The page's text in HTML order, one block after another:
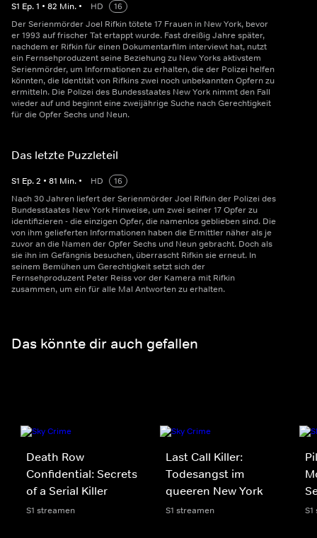
S1 Ep.1 • 82 Min. • HD
16
Der Serienmörder Joel Rifkin tötete 17 Frauen in New York, bevor
er 1993 auf frischer Tat ertappt wurde. Fast dreißig Jahre später,
nachdem er Rifkin für einen Dokumentarfilm interviewt hat, nutzt
ein Fernsehproduzent seine Beziehung zu New Yorks aktivstem
Serienmörder, um Informationen zu erhalten, die der Polizei helfen
könnten, die Identität von Rifkins zwei noch unbekannten Opfern zu
ermitteln. Die Polizei des Bundesstaates New York nimmt den Fall
wieder auf und beginnt eine zweijährige Suche nach Gerechtigkeit
für die Opfer Sechs und Neun.
Das letzte Puzzleteil
S1 Ep.2 • 81 Min. • HD
16
Nach 30 Jahren liefert der Serienmörder Joel Rifkin der Polizei des
Bundesstaates New York Hinweise, um zwei seiner 17 Opfer zu
identifizieren - die einzigen Opfer, die namenlos geblieben sind. Die
von ihm gelieferten Informationen haben die Ermittler näher als je
zuvor an die Namen der Opfer Sechs und Neun gebracht. Doch als
sie ihn im Gefängnis besuchen, überrascht Rifkin sie erneut. In
seinem Bemühen um Gerechtigkeit setzt sich der
Fernsehproduzent Peter Reiss vor der Kamera mit Rifkin
zusammen, um ein für alle Mal Antworten zu erhalten.
Das könnte dir auch gefallen
Death Row
Confidential: Secrets
of a Serial Killer
S1 streamen
Last Call Killer:
Todesangst im
queeren New York
S1 streamen